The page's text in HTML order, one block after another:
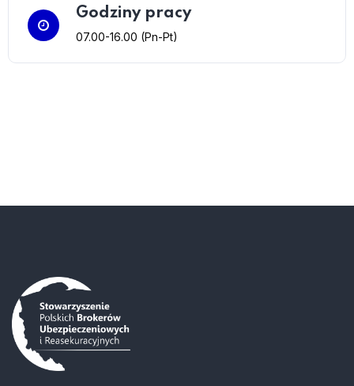
Godziny pracy
07.00-16.00 (Pn-Pt)